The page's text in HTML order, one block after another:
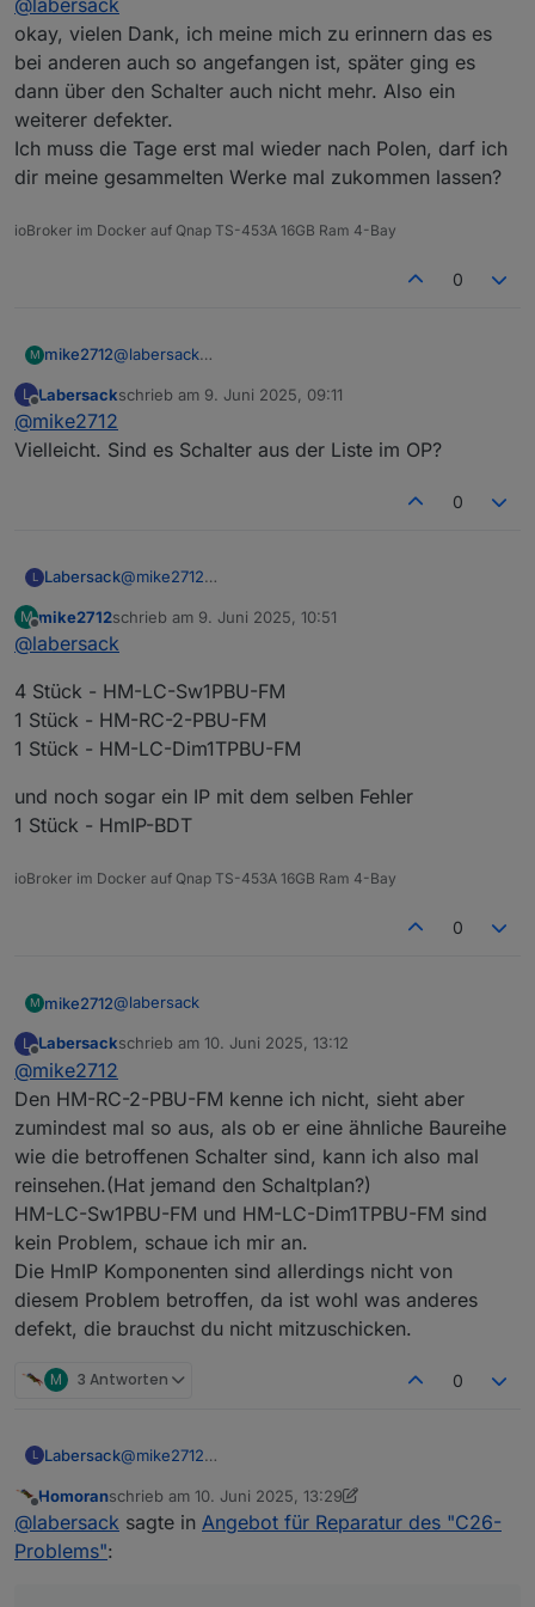
Spannung zum Einbrechen bringt?
@labersack
okay, vielen Dank, ich meine mich zu erinnern das es
bei anderen auch so angefangen ist, später ging es
dann über den Schalter auch nicht mehr. Also ein
weiterer defekter.
Ich muss die Tage erst mal wieder nach Polen, darf ich
dir meine gesammelten Werke mal zukommen lassen?
ioBroker im Docker auf Qnap TS-453A 16GB Ram 4-Bay
0
M mike2712@labersack
bei anderen auch so angefangen ist, später ging es
dann über den Schalter auch nicht mehr. Also ein
weiterer defekter.
ich dir meine gesammelten Werke mal zukommen
L
Offline
Labersackschrieb am 9. Juni 2025, 09:11
zuletzt editiert von
@mike2712
Vielleicht. Sind es Schalter aus der Liste im OP?
0
L Labersack@mike2712
M
Offline
mike2712schrieb am 9. Juni 2025, 10:51
zuletzt editiert von
@labersack
4 Stück - HM-LC-Sw1PBU-FM
1 Stück - HM-RC-2-PBU-FM
1 Stück - HM-LC-Dim1TPBU-FM
und noch sogar ein IP mit dem selben Fehler
1 Stück - HmIP-BDT
ioBroker im Docker auf Qnap TS-453A 16GB Ram 4-Bay
0
M mike2712@labersack
4 Stück - HM-LC-Sw1PBU-FM
1 Stück - HM-RC-2-PBU-FM
1 Stück - HM-LC-Dim1TPBU-FM
und noch sogar ein IP mit dem selben Fehler
1 Stück - HmIP-BDT
L
Offline
Labersackschrieb am 10. Juni 2025, 13:12
zuletzt editiert von
@mike2712
Den HM-RC-2-PBU-FM kenne ich nicht, sieht aber
zumindest mal so aus, als ob er eine ähnliche Baureihe
wie die betroffenen Schalter sind, kann ich also mal
reinsehen.(Hat jemand den Schaltplan?)
HM-LC-Sw1PBU-FM und HM-LC-Dim1TPBU-FM sind
kein Problem, schaue ich mir an.
Die HmIP Komponenten sind allerdings nicht von
diesem Problem betroffen, da ist wohl was anderes
defekt, die brauchst du nicht mitzuschicken.
M 3 Antworten 0
L Labersack@mike2712
zumindest mal so aus, als ob er eine ähnliche
Baureihe wie die betroffenen Schalter sind, kann
Offline
Homoranschrieb am 10. Juni 2025, 13:29
zuletzt editiert von Homoran6. Okt. 2025, 15:38
@labersack sagte in Angebot für Reparatur des "C26-
Problems":